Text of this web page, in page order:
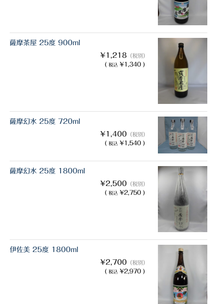
薩摩茶屋 25度 900ml
¥1,218 （税別）
( 税込 ¥1,340 )
薩摩幻水 25度 720ml
¥1,400 （税別）
( 税込 ¥1,540 )
薩摩幻水 25度 1800ml
¥2,500 （税別）
( 税込 ¥2,750 )
伊佐美 25度 1800ml
¥2,700 （税別）
( 税込 ¥2,970 )